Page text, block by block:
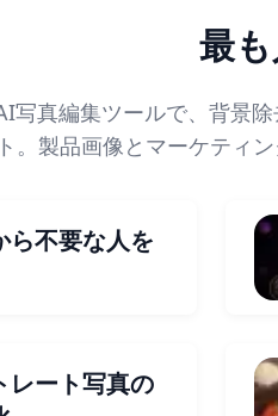
最
写真編集ツールで、背景
。製品画像とマーケティ
ら不要な人を
レート写真の